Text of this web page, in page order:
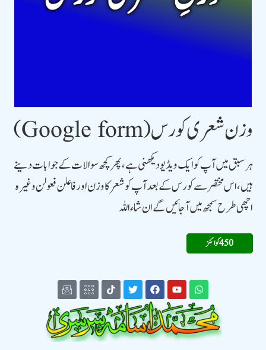
وزن شعری کورس (Google form)
ہر سبق میں آپ کو ایک ویڈیو دیکھنی ہے، پھر کچھ سوالات کے جوابات دینے
ہیں، اس مختصر سے کورس کے بعد آپ کو شعر کا وزن اور فاعلن فعولن وغیرہ
اچھی طرح سمجھ میں آجائیں گے ان شاء اللہ
450 کوائنز